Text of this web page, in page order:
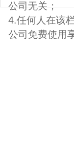
公司无关；
4.任何人在该
公司免费使用